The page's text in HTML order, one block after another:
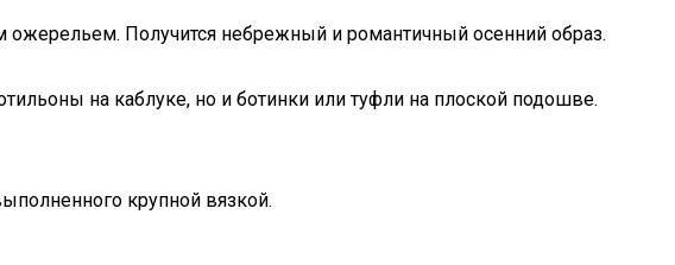
Получится небрежный и романтичный осенний образ.
на каблуке, но и ботинки или туфли на плоской подошве.
крупной вязкой.